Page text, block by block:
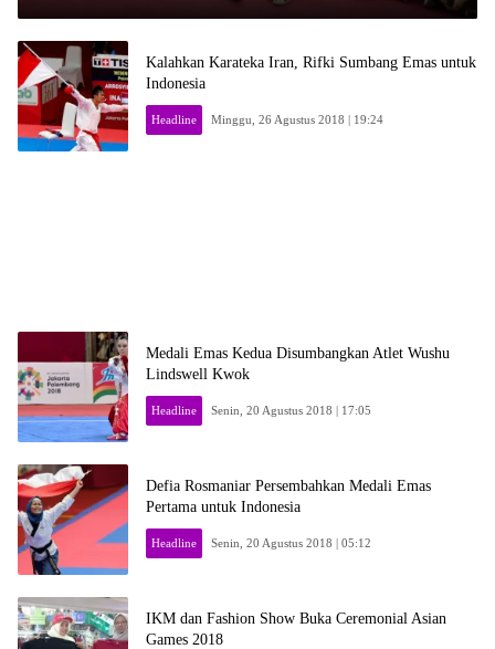
Kalahkan Karateka Iran, Rifki Sumbang Emas untuk
Indonesia
Headline Minggu, 26 Agustus 2018 | 19:24
Medali Emas Kedua Disumbangkan Atlet Wushu
Lindswell Kwok
Headline Senin, 20 Agustus 2018 | 17:05
Defia Rosmaniar Persembahkan Medali Emas
Pertama untuk Indonesia
Headline Senin, 20 Agustus 2018 | 05:12
IKM dan Fashion Show Buka Ceremonial Asian
Games 2018